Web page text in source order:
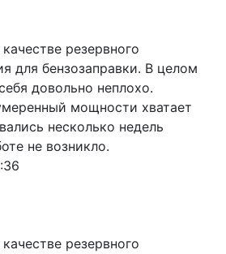
резервного
для бензозаправки. В целом
довольно неплохо.
мощности хватает
несколько недель
не возникло.
резервного